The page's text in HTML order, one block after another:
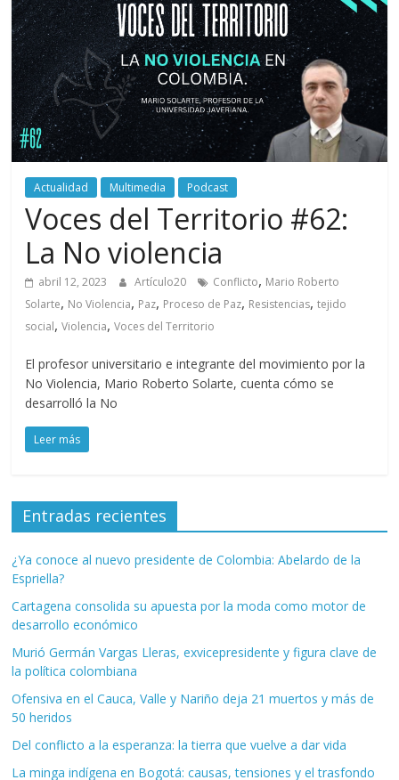
periodismo
digital
del
Politécnico
Grancolombiano
Actualidad Multimedia Podcast
Voces del Territorio #62:
La No violencia
abril 12, 2023 Artículo20 Conflicto, Mario Roberto
Solarte, No Violencia, Paz, Proceso de Paz, Resistencias,tejido
social,Violencia,Voces del Territorio
El profesor universitario e integrante del movimiento por la
No Violencia, Mario Roberto Solarte, cuenta cómo se
desarrolló la No
Leer más
Entradas recientes
¿Ya conoce al nuevo presidente de Colombia: Abelardo de la
Espriella?
Cartagena consolida su apuesta por la moda como motor de
desarrollo económico
Murió Germán Vargas Lleras, exvicepresidente y figura clave de
la política colombiana
Ofensiva en el Cauca, Valle y Nariño deja 21 muertos y más de
50 heridos
Del conflicto a la esperanza: la tierra que vuelve a dar vida
La minga indígena en Bogotá: causas, tensiones y el trasfondo